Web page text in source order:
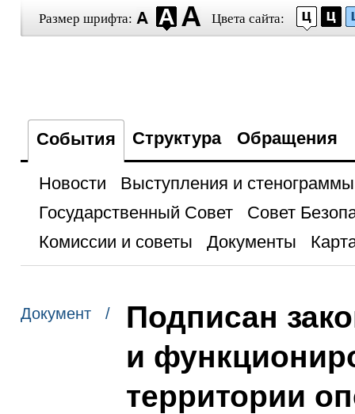
Размер шрифта: Цвета сайта:
События Структура Обращения
Новости
Выступления и стенограммы
Государственный Совет
Совет
Комиссии и советы
Документы
Документ /
Подписан
и
территории